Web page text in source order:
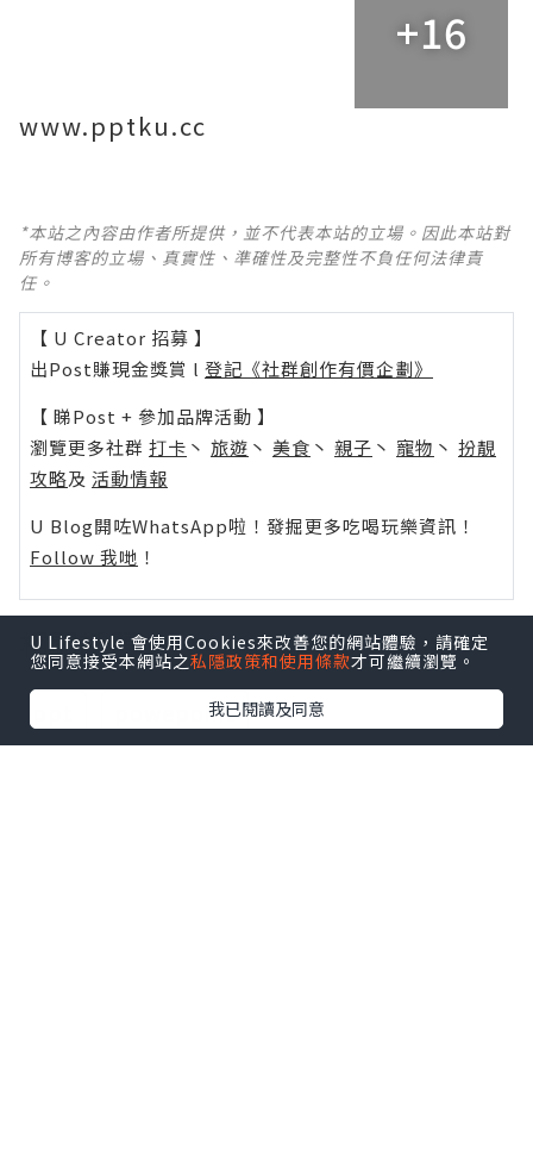
+16
www.pptku.cc
*本站之內容由作者所提供，並不代表本站的立場。因此本站對
所有博客的立場、真實性、準確性及完整性不負任何法律責
任。
【 U Creator 招募 】
出Post賺現金獎賞 l 登記《社群創作有價企劃》
【 睇Post + 參加品牌活動 】
瀏覽更多社群 打卡 丶 旅遊 丶 美食 丶 親子 丶 寵物 丶 扮靚
攻略及 活動情報
U Blog開咗WhatsApp啦！發掘更多吃喝玩樂資訊！
Follow 我哋 ！
相關話題
powepoint
U Lifestyle 會使用Cookies來改善您的網站體驗，請確定
您同意接受本網站之私隱政策和使用條款才可繼續瀏覽。
我已閱讀及同意